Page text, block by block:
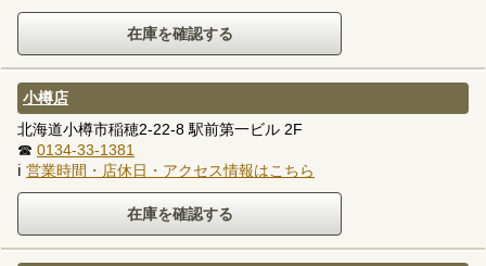
小樽店
北海道小樽市稲穂2-22-8 駅前第一ビル 2F
☎ 0134-33-1381
ℹ 営業時間・店休日・アクセス情報はこちら